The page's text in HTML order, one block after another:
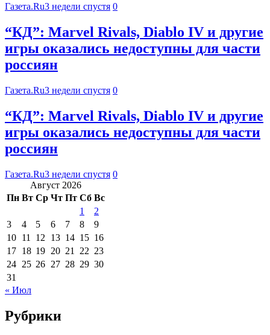
Газета.Ru3 недели спустя 0
“КД”: Marvel Rivals, Diablo IV и другие
игры оказались недоступны для части
россиян
Газета.Ru3 недели спустя 0
“КД”: Marvel Rivals, Diablo IV и другие
игры оказались недоступны для части
россиян
Газета.Ru3 недели спустя 0
Август 2026
Пн Вт Ср Чт Пт Сб Вс
1
2
3
4 5 6 7 8
9
10 11 12 13 14 15 16
17 18 19 20 21 22 23
24 25 26 27 28 29 30
31
« Июл
Рубрики